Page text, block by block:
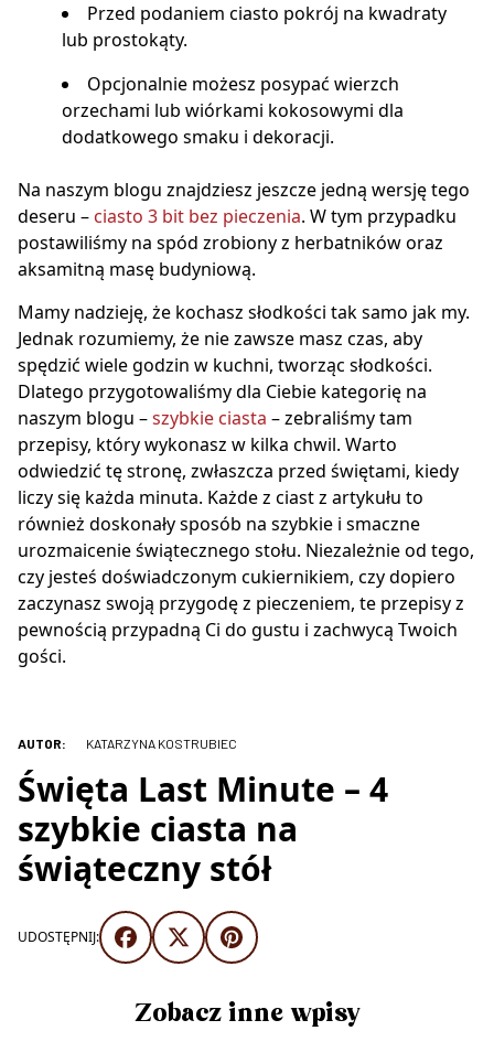
Przed podaniem ciasto pokrój na kwadraty
lub prostokąty.
Opcjonalnie możesz posypać wierzch
orzechami lub wiórkami kokosowymi dla
dodatkowego smaku i dekoracji.
Na naszym blogu znajdziesz jeszcze jedną wersję tego
deseru – ciasto 3 bit bez pieczenia. W tym przypadku
postawiliśmy na spód zrobiony z herbatników oraz
aksamitną masę budyniową.
Mamy nadzieję, że kochasz słodkości tak samo jak my.
Jednak rozumiemy, że nie zawsze masz czas, aby
spędzić wiele godzin w kuchni, tworząc słodkości.
Dlatego przygotowaliśmy dla Ciebie kategorię na
naszym blogu –szybkie ciasta – zebraliśmy tam
przepisy, który wykonasz w kilka chwil. Warto
odwiedzić tę stronę, zwłaszcza przed świętami, kiedy
liczy się każda minuta. Każde z ciast z artykułu to
również doskonały sposób na szybkie i smaczne
urozmaicenie świątecznego stołu. Niezależnie od tego,
czy jesteś doświadczonym cukiernikiem, czy dopiero
zaczynasz swoją przygodę z pieczeniem, te przepisy z
pewnością przypadną Ci do gustu i zachwycą Twoich
gości.
AUTOR: KATARZYNA KOSTRUBIEC
Święta Last Minute – 4
szybkie ciasta na
świąteczny stół
UDOSTĘPNIJ:
Zobacz inne wpisy